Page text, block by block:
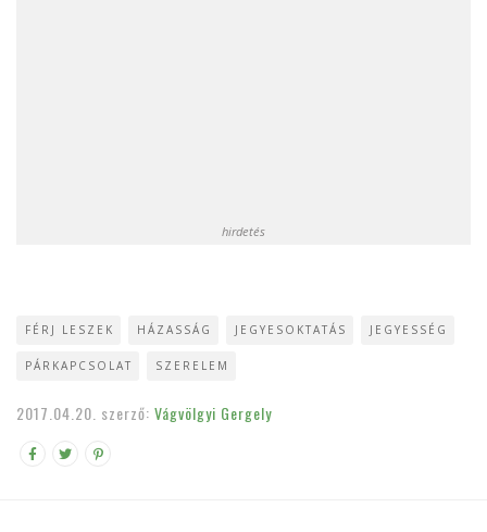
hirdetés
FÉRJ LESZEK HÁZASSÁG JEGYESOKTATÁS JEGYESSÉG
PÁRKAPCSOLAT SZERELEM
2017.04.20. szerző: Vágvölgyi Gergely